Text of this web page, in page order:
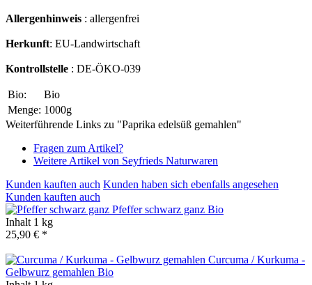
Allergenhinweis : allergenfrei
Herkunft: EU-Landwirtschaft
Kontrollstelle : DE-ÖKO-039
Bio:
Bio
Menge: 1000g
Weiterführende Links zu "Paprika edelsüß gemahlen"
Fragen zum Artikel?
Weitere Artikel von Seyfrieds Naturwaren
Kunden kauften auch Kunden haben sich ebenfalls angesehen
Kunden kauften auch
Pfeffer schwarz ganz Bio
Inhalt 1 kg
25,90 € *
Curcuma / Kurkuma -
Gelbwurz gemahlen Bio